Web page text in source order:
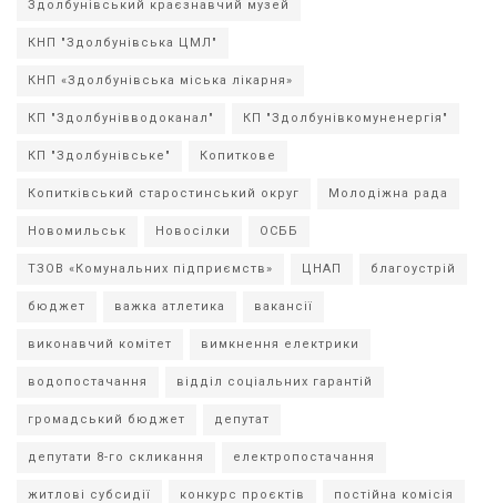
Здолбунівський краєзнавчий музей
КНП "Здолбунівська ЦМЛ"
КНП «Здолбунівська міська лікарня»
КП "Здолбунівводоканал" КП "Здолбунівкомуненергія"
КП "Здолбунівське" Копиткове
Копитківський старостинський округ Молодіжна рада
Новомильськ Новосілки ОСББ
ТЗОВ «Комунальних підприємств» ЦНАП благоустрій
бюджет важка атлетика вакансії
виконавчий комітет вимкнення електрики
водопостачання відділ соціальних гарантій
громадський бюджет депутат
депутати 8-го скликання електропостачання
житлові субсидії конкурс проєктів постійна комісія